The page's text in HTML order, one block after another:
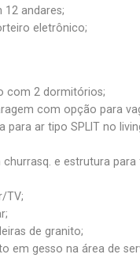
andares;
eletrônico;
com 2 dormitórios;
com opção para
para ar tipo SPLIT no
churrasq. e estrutura
TV;
de granito;
em gesso na área de